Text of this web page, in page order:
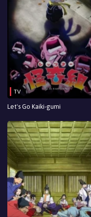
TV
Let's Go Kaiki-gumi